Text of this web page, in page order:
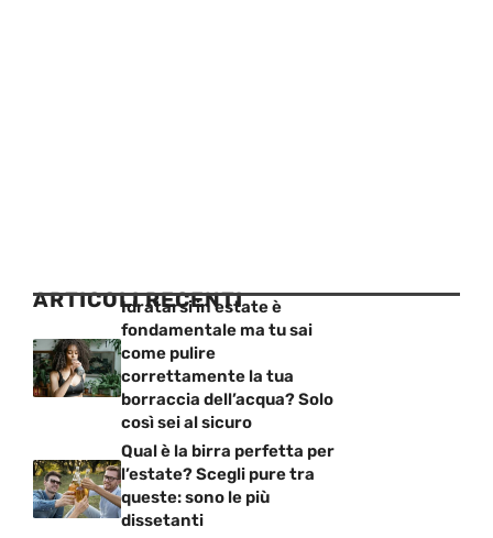
ARTICOLI RECENTI
Idratarsi in estate è
fondamentale ma tu sai
come pulire
correttamente la tua
borraccia dell’acqua? Solo
così sei al sicuro
Qual è la birra perfetta per
l’estate? Scegli pure tra
queste: sono le più
dissetanti